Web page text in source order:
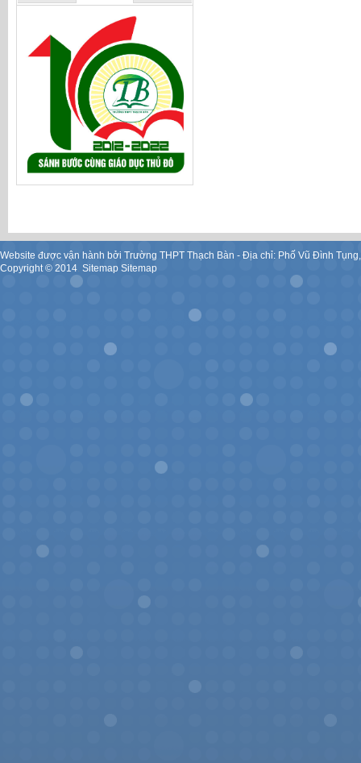
Website được vận hành bởi Trường THPT Thạch Bàn - Địa chỉ: Phố Vũ Đình
Copyright © 2014 Sitemap Sitemap